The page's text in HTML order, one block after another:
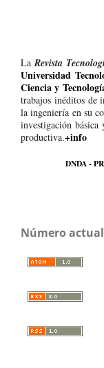
LaRevista
Universidad
Ciencia y
trabajos inéditos de
la ingeniería en su
investigación
productiva.+info
DNDA -
Número actual